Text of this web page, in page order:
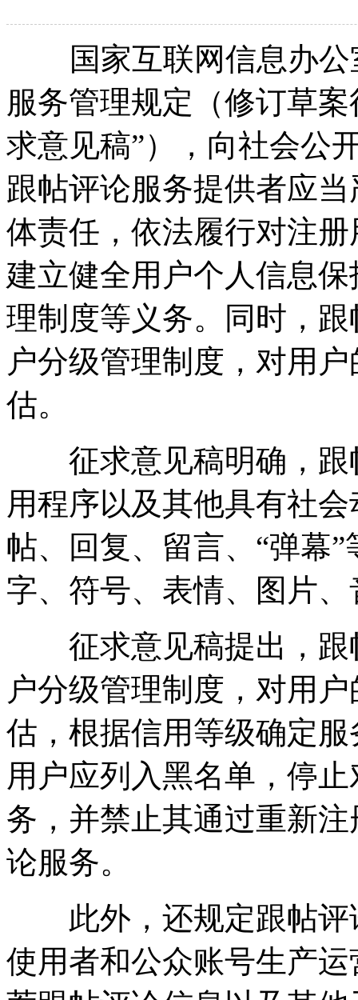
国家互联网信息办公
服务管理规定（修订草
求意见稿”），向社会公
跟帖评论服务提供者应
体责任，依法履行对注
建立健全用户个人信息
理制度等义务。同时，
户分级管理制度，对用
估。
征求意见稿明确，跟
用程序以及其他具有社
帖、回复、留言、“弹幕
字、符号、表情、图片
征求意见稿提出，跟
户分级管理制度，对用
估，根据信用等级确定
用户应列入黑名单，停
务，并禁止其通过重新
论服务。
此外，还规定跟帖评
使用者和公众账号生产